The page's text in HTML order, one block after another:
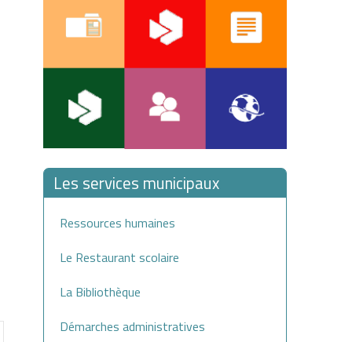
Les services municipaux
Ressources humaines
Le Restaurant scolaire
La Bibliothèque
Démarches administratives